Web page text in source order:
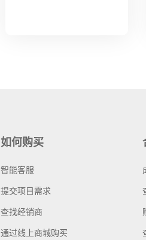
如何购买
智能客服
提交项目需求
查找经销商
通过线上商城购买